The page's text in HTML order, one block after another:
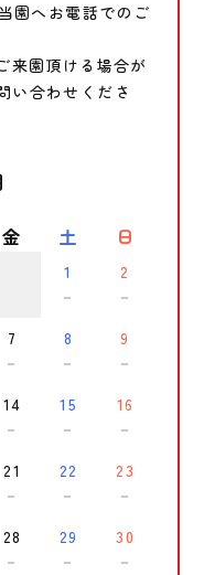
園へお電話でのご
来園頂ける場合が
い合わせくださ
金 土 日
1
－
2
－
7
－
8
－
9
－
14
－
15
－
16
－
21
－
22
－
23
－
28
－
29
－
30
－